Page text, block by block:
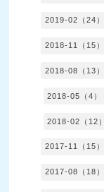
2019-02（24）
2018-11（15）
2018-08（13）
2018-05（4）
2018-02（12）
2017-11（15）
2017-08（18）